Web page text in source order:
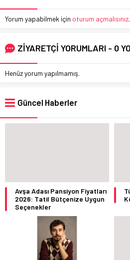
Yorum yapabilmek için oturum açmalısınız.
ZİYARETÇİ YORUMLARI - 0
Henüz yorum yapılmamış.
Güncel Haberler
Avşa Adası Pansiyon Fiyatları
2026: Tatil Bütçenize Uygun
Seçenekler